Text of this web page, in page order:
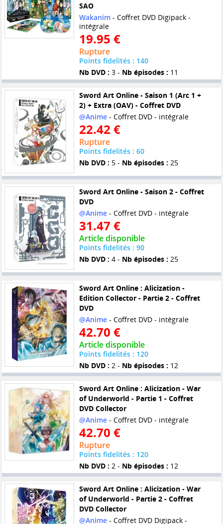
SAO
Wakanim- Coffret DVD Digipack -
intégrale
19.95 €
Rupture
Points fidelités : 140
Nb DVD : 3 - Nb épisodes : 11
Sword Art Online - Saison 1 (Arc 1 +
2) + Extra (OAV) - Coffret DVD
@Anime- Coffret DVD - intégrale
22.42 €
Rupture
Points fidelités : 60
Nb DVD : 5 - Nb épisodes : 25
Sword Art Online - Saison 2 - Coffret
DVD
@Anime- Coffret DVD - intégrale
31.47 €
Article disponible
Points fidelités : 90
Nb DVD : 4 - Nb épisodes : 25
Sword Art Online : Alicization -
Edition Collector - Partie 2 - Coffret
DVD
@Anime- Coffret DVD - intégrale
42.70 €
Article disponible
Points fidelités : 120
Nb DVD : 2 - Nb épisodes : 12
Sword Art Online : Alicization - War
of Underworld - Partie 1 - Coffret
DVD Collector
@Anime- Coffret DVD - intégrale
42.70 €
Rupture
Points fidelités : 120
Nb DVD : 2 - Nb épisodes : 12
Sword Art Online : Alicization - War
of Underworld - Partie 2 - Coffret
DVD Collector
@Anime- Coffret DVD Digipack -